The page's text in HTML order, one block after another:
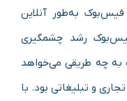
به‌طور آنلاین
رشد چشمگیری
چه طریقی می‌خواهد
و تبلیغاتی بود. با